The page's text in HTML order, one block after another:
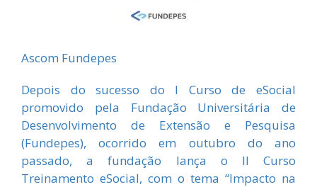
Ascom Fundepes
Depois do sucesso do I Curso de eSocial
promovido pela Fundação Universitária de
Desenvolvimento de Extensão e Pesquisa
(Fundepes), ocorrido em outubro do ano
passado, a fundação lança o II Curso
Treinamento eSocial, com o tema “Impacto na